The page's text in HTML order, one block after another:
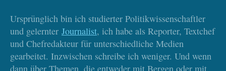
als Erwachsene?
Normal reicht bei den Kindern eine übliche Skihose, man geht
ja kein Rennen. Zum Hinaufgehen lieber etwas leichteres als
ein richtiger Anorak. Wichtig noch: Die Erwachsenen haben
Ursprünglich bin ich studierter Politikwissenschaftler
und gelernter Journalist, ich habe als Reporter, Textchef
und Chefredakteur für unterschiedliche Medien
gearbeitet. Inzwischen schreibe ich weniger. Und wenn
dann über Themen, die entweder mit Bergen oder mit